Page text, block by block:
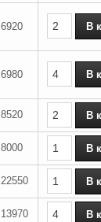
6920
6980
8520
8000
22550
13970